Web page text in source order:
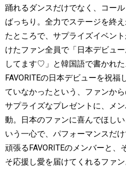
踊れるダンスだけでなく、コー
ばっちり。全力でステージを終
たところで、サプライズイベン
けたファン全員で「日本デビュー
してます♡」と韓国語で書かれた
FAVORITEの日本デビューを祝福
ていなかったという、ファンか
サプライズなプレゼントに、メ
動。日本のファンに喜んでほし
いう一心で、パフォーマンスだ
頑張るFAVORITEのメンバーと、
そ応援し愛を届けてくれるファ